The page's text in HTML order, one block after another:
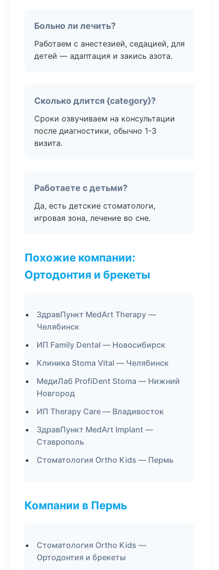
Больно ли лечить?
Работаем с анестезией, седацией, для
детей — адаптация и закись азота.
Сколько длится {category}?
Сроки озвучиваем на консультации
после диагностики, обычно 1-3
визита.
Работаете с детьми?
Да, есть детские стоматологи,
игровая зона, лечение во сне.
Похожие компании:
Ортодонтия и брекеты
ЗдравПункт MedArt Therapy —
Челябинск
ИП Family Dental — Новосибирск
Клиника Stoma Vital — Челябинск
МедиЛаб ProfiDent Stoma — Нижний
Новгород
ИП Therapy Care — Владивосток
ЗдравПункт MedArt Implant —
Ставрополь
Стоматология Ortho Kids — Пермь
Компании в Пермь
Стоматология Ortho Kids —
Ортодонтия и брекеты